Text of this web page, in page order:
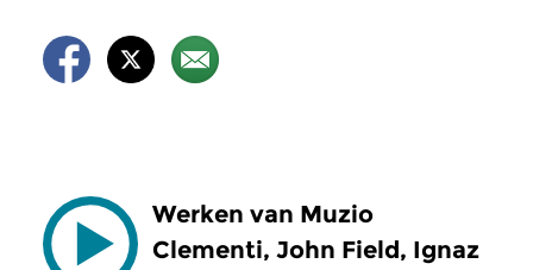
Werken van Muzio
Clementi, John Field, Ignaz